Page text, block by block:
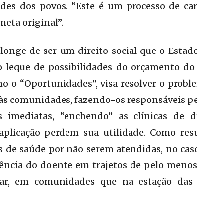
dos povos. “Este é um processo de
original”.
de ser um direito social que o
leque de possibilidades do orçamento
o “Oportunidades”, visa resolver o
comunidades, fazendo-os responsáveis
imediatas, “enchendo” as clínicas de
perdem sua utilidade. Como
de saúde por não serem atendidas, no
do doente em trajetos de pelo
em comunidades que na estação